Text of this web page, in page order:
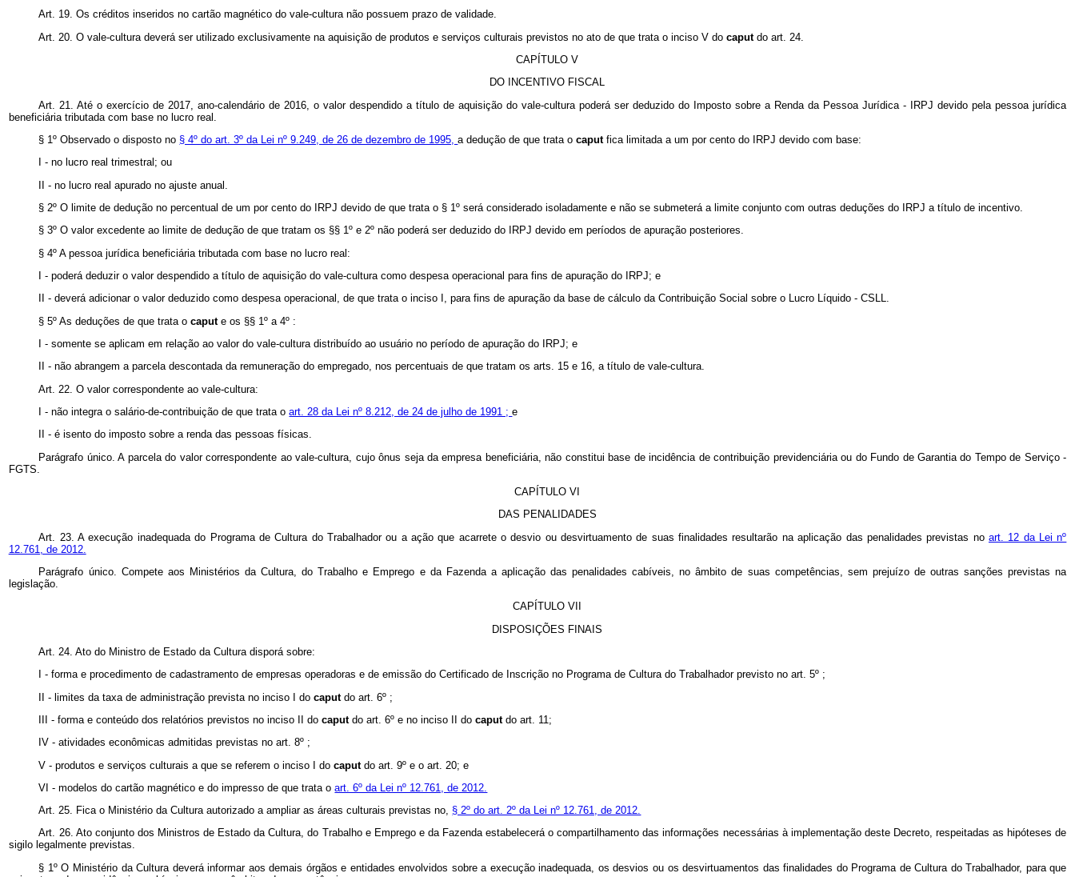
Art. 19. Os créditos inseridos no cartão magnético do vale-cultura não possuem prazo de validade.
Art. 20. O vale-cultura deverá ser utilizado exclusivamente na aquisição de produtos e serviços culturais previstos no ato de que trata o inciso V docaputdo art. 24.
CAPÍTULO V
DO INCENTIVO FISCAL
Art. 21. Até o exercício de 2017, ano-calendário de 2016, o valor despendido a título de aquisição do vale-cultura poderá ser deduzido do Imposto sobre a Renda da Pessoa Jurídica - IRPJ devido pela pessoa jurídica
beneficiária tributada com base no lucro real.
§ 1º Observado o disposto no § 4º do art. 3º da Lei nº 9.249, de 26 de dezembro de 1995,a dedução de que trata ocaputfica limitada a um por cento do IRPJ devido com base:
I - no lucro real trimestral; ou
II - no lucro real apurado no ajuste anual.
§ 2º O limite de dedução no percentual de um por cento do IRPJ devido de que trata o § 1º será considerado isoladamente e não se submeterá a limite conjunto com outras deduções do IRPJ a título de incentivo.
§ 3º O valor excedente ao limite de dedução de que tratam os §§ 1º e 2º não poderá ser deduzido do IRPJ devido em períodos de apuração posteriores.
§ 4º A pessoa jurídica beneficiária tributada com base no lucro real:
I - poderá deduzir o valor despendido a título de aquisição do vale-cultura como despesa operacional para fins de apuração do IRPJ; e
II - deverá adicionar o valor deduzido como despesa operacional, de que trata o inciso I, para fins de apuração da base de cálculo da Contribuição Social sobre o Lucro Líquido - CSLL.
§ 5º As deduções de que trata ocapute os §§ 1º a 4º :
I - somente se aplicam em relação ao valor do vale-cultura distribuído ao usuário no período de apuração do IRPJ; e
II - não abrangem a parcela descontada da remuneração do empregado, nos percentuais de que tratam os arts. 15 e 16, a título de vale-cultura.
Art. 22. O valor correspondente ao vale-cultura:
I - não integra o salário-de-contribuição de que trata oart. 28 da Lei nº 8.212, de 24 de julho de 1991 ;e
II - é isento do imposto sobre a renda das pessoas físicas.
Parágrafo único. A parcela do valor correspondente ao vale-cultura, cujo ônus seja da empresa beneficiária, não constitui base de incidência de contribuição previdenciária ou do Fundo de Garantia do Tempo de Serviço -
FGTS.
CAPÍTULO VI
DAS PENALIDADES
Art. 23. A execução inadequada do Programa de Cultura do Trabalhador ou a ação que acarrete o desvio ou desvirtuamento de suas finalidades resultarão na aplicação das penalidades previstas no art. 12 da Lei nº
12.761, de 2012.
Parágrafo único. Compete aos Ministérios da Cultura, do Trabalho e Emprego e da Fazenda a aplicação das penalidades cabíveis, no âmbito de suas competências, sem prejuízo de outras sanções previstas na
legislação.
CAPÍTULO VII
DISPOSIÇÕES FINAIS
Art. 24. Ato do Ministro de Estado da Cultura disporá sobre:
I - forma e procedimento de cadastramento de empresas operadoras e de emissão do Certificado de Inscrição no Programa de Cultura do Trabalhador previsto no art. 5º ;
II - limites da taxa de administração prevista no inciso I docaputdo art. 6º ;
III - forma e conteúdo dos relatórios previstos no inciso II docaputdo art. 6º e no inciso II docaputdo art. 11;
IV - atividades econômicas admitidas previstas no art. 8º ;
V - produtos e serviços culturais a que se referem o inciso I docaputdo art. 9º e o art. 20; e
VI - modelos do cartão magnético e do impresso de que trata oart. 6º da Lei nº 12.761, de 2012.
Art. 25. Fica o Ministério da Cultura autorizado a ampliar as áreas culturais previstas no, § 2º do art. 2º da Lei nº 12.761, de 2012.
Art. 26. Ato conjunto dos Ministros de Estado da Cultura, do Trabalho e Emprego e da Fazenda estabelecerá o compartilhamento das informações necessárias à implementação deste Decreto, respeitadas as hipóteses de
sigilo legalmente previstas.
§ 1º O Ministério da Cultura deverá informar aos demais órgãos e entidades envolvidos sobre a execução inadequada, os desvios ou os desvirtuamentos das finalidades do Programa de Cultura do Trabalhador, para que